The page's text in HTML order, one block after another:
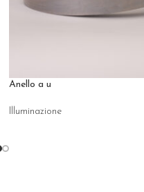
Anello a u
Illuminazione